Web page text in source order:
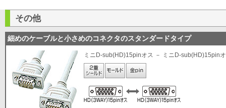
その他
細めのケーブルと小さめのコネクタのスタンダードタイプ
ミニD-sub(HD)15pinオス － ミニD-sub(HD)15pin